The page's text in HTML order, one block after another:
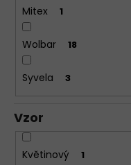
Mitex 1
Wolbar 18
Syvela 3
Vzor
Květinový 1